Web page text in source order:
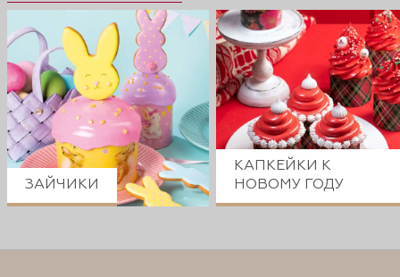
ЗАЙЧИКИ
КАПКЕЙКИ К
НОВОМУ ГОДУ